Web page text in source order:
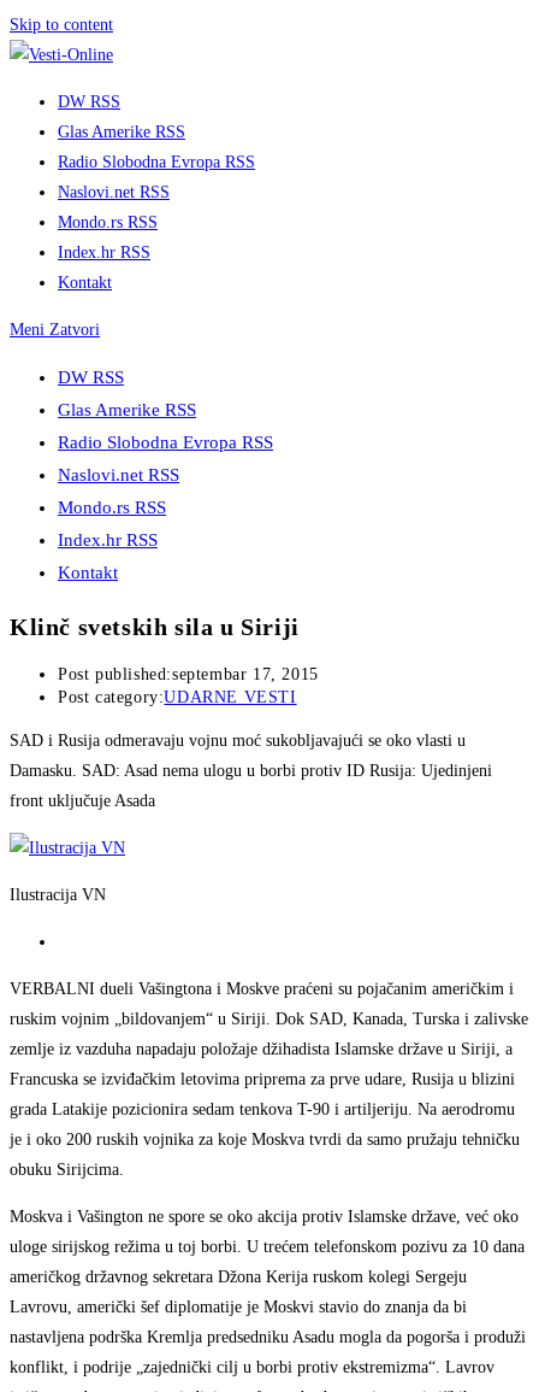
Skip to content
DW RSS
Glas Amerike RSS
Radio Slobodna Evropa RSS
Naslovi.net RSS
Mondo.rs RSS
Index.hr RSS
Kontakt
Meni Zatvori
DW RSS
Glas Amerike RSS
Radio Slobodna Evropa RSS
Naslovi.net RSS
Mondo.rs RSS
Index.hr RSS
Kontakt
Klinč svetskih sila u Siriji
Post published:septembar 17, 2015
Post category:UDARNE VESTI
SAD i Rusija odmeravaju vojnu moć sukobljavajući se oko vlasti u
Damasku. SAD: Asad nema ulogu u borbi protiv ID Rusija: Ujedinjeni
front uključuje Asada
Ilustracija VN
VERBALNI dueli Vašingtona i Moskve praćeni su pojačanim američkim i
ruskim vojnim „bildovanjem“ u Siriji. Dok SAD, Kanada, Turska i zalivske
zemlje iz vazduha napadaju položaje džihadista Islamske države u Siriji, a
Francuska se izviđačkim letovima priprema za prve udare, Rusija u blizini
grada Latakije pozicionira sedam tenkova T-90 i artiljeriju. Na aerodromu
je i oko 200 ruskih vojnika za koje Moskva tvrdi da samo pružaju tehničku
obuku Sirijcima.
Moskva i Vašington ne spore se oko akcija protiv Islamske države, već oko
uloge sirijskog režima u toj borbi. U trećem telefonskom pozivu za 10 dana
američkog državnog sekretara Džona Kerija ruskom kolegi Sergeju
Lavrovu, američki šef diplomatije je Moskvi stavio do znanja da bi
nastavljena podrška Kremlja predsedniku Asadu mogla da pogorša i produži
konflikt, i podrije „zajednički cilj u borbi protiv ekstremizma“. Lavrov